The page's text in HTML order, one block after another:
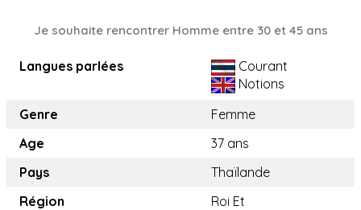
Je souhaite rencontrer Homme entre 30 et 45 ans
Langues parlées
Courant
Notions
Genre
Femme
Age
37 ans
Pays
Thaïlande
Région
Roi Et